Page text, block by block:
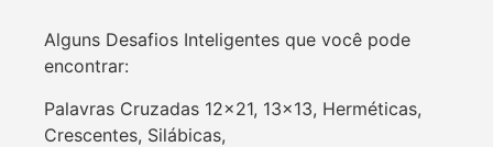
Alguns Desafios Inteligentes que você pode
encontrar:
Palavras Cruzadas 12×21, 13×13, Herméticas,
Crescentes, Silábicas,